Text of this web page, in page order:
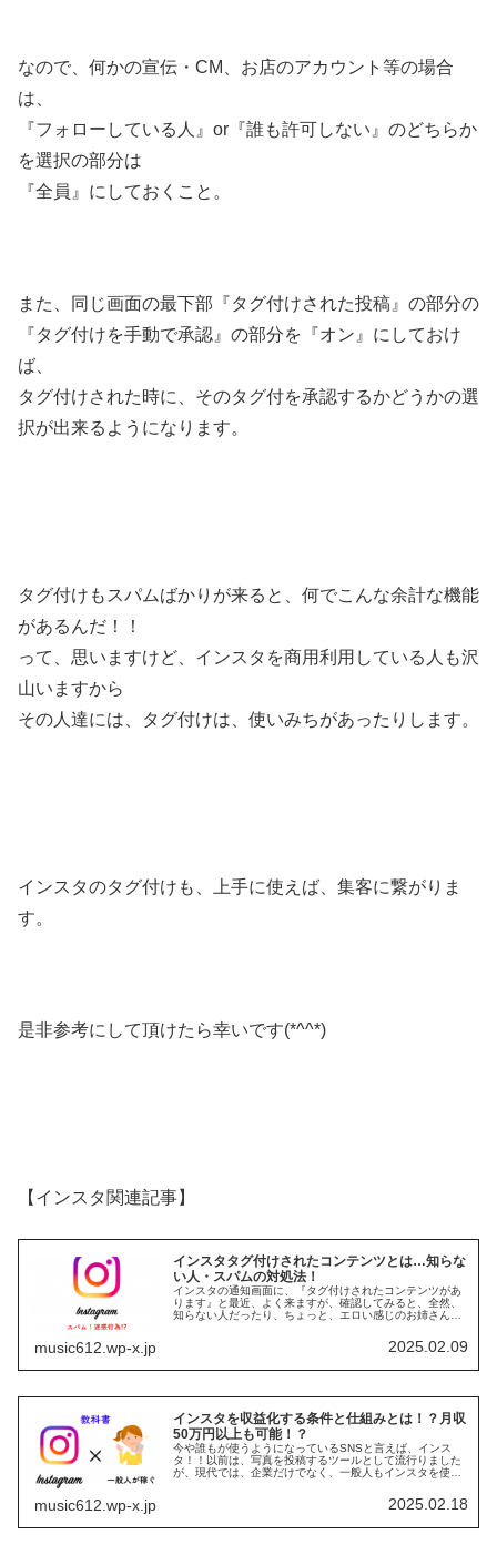
なので、何かの宣伝・CM、お店のアカウント等の場合
は、
『フォローしている人』or『誰も許可しない』のどちらか
を選択の部分は
『全員』にしておくこと。
また、同じ画面の最下部『タグ付けされた投稿』の部分の
『タグ付けを手動で承認』の部分を『オン』にしておけ
ば、
タグ付けされた時に、そのタグ付を承認するかどうかの選
択が出来るようになります。
タグ付けもスパムばかりが来ると、何でこんな余計な機能
があるんだ！！
って、思いますけど、インスタを商用利用している人も沢
山いますから
その人達には、タグ付けは、使いみちがあったりします。
インスタのタグ付けも、上手に使えば、集客に繋がりま
す。
是非参考にして頂けたら幸いです(*^^*)
【インスタ関連記事】
インスタタグ付けされたコンテンツとは…知らな
い人・スパムの対処法！
インスタの通知画面に、『タグ付けされたコンテンツがあ
ります』と最近、よく来ますが、確認してみると、全然、
知らない人だったり、ちょっと、エロい感じのお姉さんの
music612.wp-x.jp 2025.02.09
インスタを収益化する条件と仕組みとは！？月収
50万円以上も可能！？
今や誰もが使うようになっているSNSと言えば、インス
タ！！以前は、写真を投稿するツールとして流行りました
が、現代では、企業だけでなく、一般人もインスタを使っ
music612.wp-x.jp 2025.02.18